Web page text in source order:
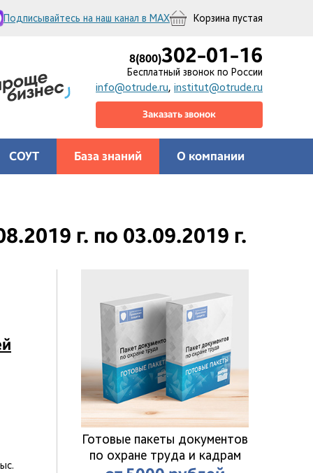
Подписывайтесь на наш канал в MAX Корзина пустая
8(800)302-01-16
Бесплатный звонок по России
info@otrude.ru, institut@otrude.ru
Заказать звонок
СОУТ База знаний О компании
г. по 03.09.2019 г.
Готовые пакеты документов
по охране труда и кадрам